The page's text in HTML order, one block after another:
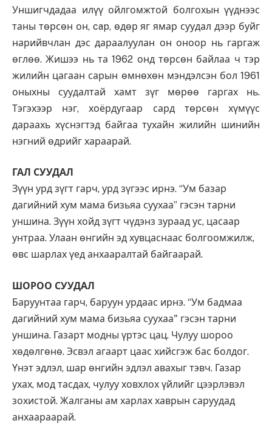
Уншигчдадаа илүү ойлгомжтой болгохын үүднээс
таны төрсөн он, cap, өдөр яг ямар суудал дээр буйг
нарийвчлан дэс дараалуулан он оноор нь гаргаж
өглөө. Жишээ нь та 1962 онд төрсөн байлаа ч тэр
жилийн цагаан сарын өмнөхөн мэндэлсэн бол 1961
оныхны суудалтай хамт зүг мөрөө гаргах нь.
Тэгэхээр нэг, хоёрдугаар сард төрсөн хүмүүс
дараахь хүснэгтэд байгаа тухайн жилийн шинийн
нэгний өдрийг хараарай.
ГАЛ СУУДАЛ
Зүүн урд зүгт гарч, урд зүгээс ирнэ. “Ум базар
дагийний хум мама бизьяа суухаа” гэсэн тарни
уншина. Зүүн хойд зүгт чүдэнз зураад ус, цасаар
унтраа. Улаан өнгийн эд хувцаснаас болгоомжилж,
өвс шарлах үед анхааралтай байгаарай.
ШОРОО СУУДАЛ
Баруунтаа гарч, баруун урдаас ирнэ. “Ум бадмаа
дагийний хум мама бизьяа суухаа" гэсэн тарни
уншина. Газарт модны үртэс цац. Чулуу шороо
хөдөлгөнө. Эсвэл агаарт цаас хийсгэж бас болдог.
Үнэт эдлэл, шар өнгийн эдлэл авахыг тэвч. Газар
ухах, мод тасдах, чулуу ховхлох үйлийг цээрлэвэл
зохистой. Жалганы ам харлах хаврын саруудад
анхаараарай.